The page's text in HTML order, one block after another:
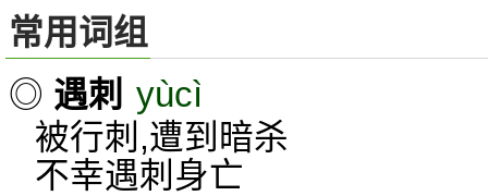
常用词组
◎ 遇刺 yùcì
被行刺,遭到暗杀
不幸遇刺身亡